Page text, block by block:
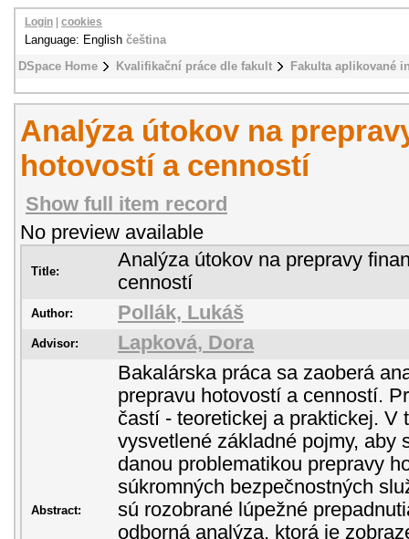
DSpace Home Kvalifikační práce dle fakult Fakulta aplikované
Login cookies
Language: English čeština
Analýza útokov na
hotovostí a cenností
Show full item record
No preview available
Title:
Analýza útokov na prepravy
cenností
Author: Pollák, Lukáš
Advisor: Lapková, Dora
Abstract:
Bakalárska práca sa zaoberá
prepravu hotovostí a cenností.
častí - teoretickej a praktickej. V
vysvetlené základné pojmy, aby
danou problematikou prepravy
súkromných bezpečnostných
sú rozobrané lúpežné
odborná analýza, ktorá je